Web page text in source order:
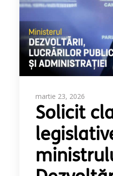
martie 23, 2026
Solicit